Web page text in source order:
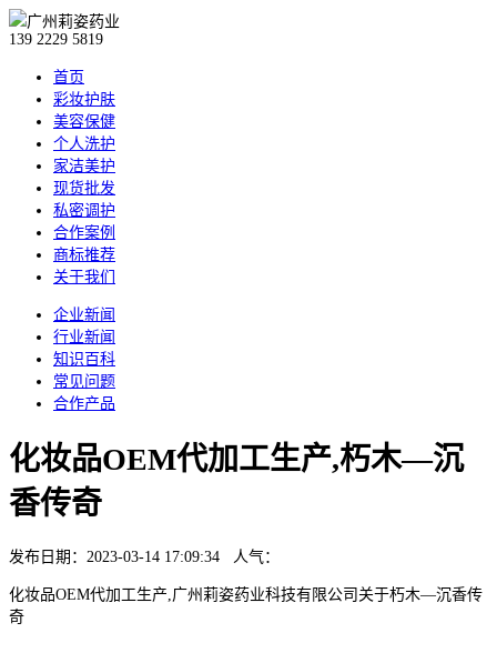
139 2229 5819
首页
彩妆护肤
美容保健
个人洗护
家洁美护
现货批发
私密调护
合作案例
商标推荐
关于我们
企业新闻
行业新闻
知识百科
常见问题
合作产品
化妆品OEM代加工生产,朽木—沉
香传奇
发布日期：2023-03-14 17:09:34 人气：
化妆品OEM代加工生产,广州莉姿药业科技有限公司关于朽木—沉香传
奇